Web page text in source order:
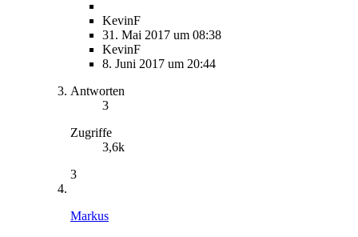
KevinF
31. Mai 2017 um 08:38
KevinF
8. Juni 2017 um 20:44
Antworten
3
Zugriffe
3,6k
3
Markus